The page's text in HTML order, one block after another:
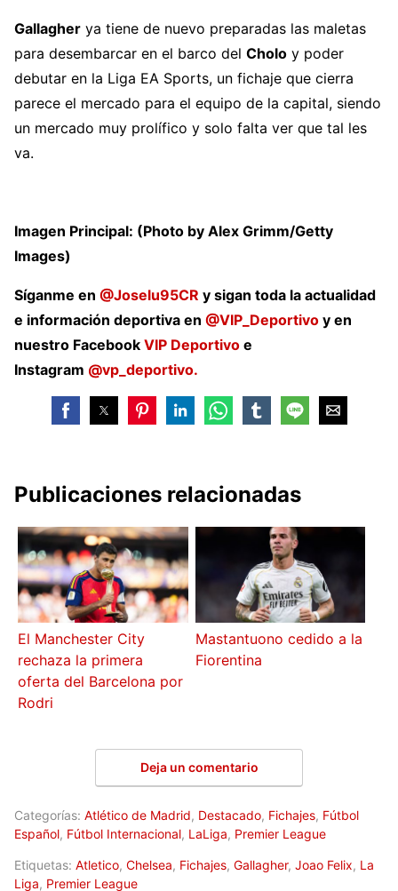
Gallagher ya tiene de nuevo preparadas las maletas
para desembarcar en el barco del Cholo y poder
debutar en la Liga EA Sports, un fichaje que cierra
parece el mercado para el equipo de la capital, siendo
un mercado muy prolífico y solo falta ver que tal les
va.
Imagen Principal: (Photo by Alex Grimm/Getty
Images)
Síganme en @Joselu95CR y sigan toda la actualidad
e información deportiva en @VIP_Deportivo y en
nuestro Facebook VIP Deportivo e
Instagram @vp_deportivo.
Publicaciones relacionadas
El Manchester City
rechaza la primera
oferta del Barcelona por
Rodri
Mastantuono cedido a la
Fiorentina
Deja un comentario
Categorías: Atlético de Madrid, Destacado, Fichajes, Fútbol
Español, Fútbol Internacional, LaLiga, Premier League
Etiquetas: Atletico, Chelsea, Fichajes, Gallagher, Joao Felix, La
Liga, Premier League